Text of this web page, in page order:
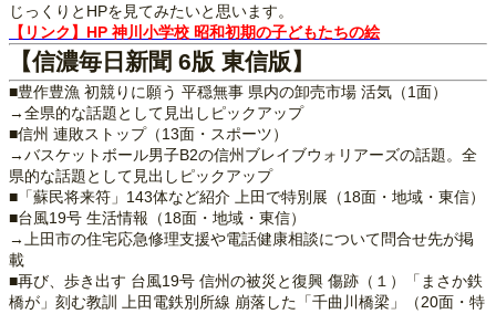
じっくりとHPを見てみたいと思います。
【リンク】HP 神川小学校 昭和初期の子どもたちの絵
【信濃毎日新聞 6版 東信版】
■豊作豊漁 初競りに願う 平穏無事 県内の卸売市場 活気（1面）
→全県的な話題として見出しピックアップ
■信州 連敗ストップ（13面・スポーツ）
→バスケットボール男子B2の信州ブレイブウォリアーズの話題。全
県的な話題として見出しピックアップ
■「蘇民将来符」143体など紹介 上田で特別展（18面・地域・東信）
■台風19号 生活情報（18面・地域・東信）
→上田市の住宅応急修理支援や電話健康相談について問合せ先が掲
載
■再び、歩き出す 台風19号 信州の被災と復興 傷跡（１）「まさか鉄
橋が」刻む教訓 上田電鉄別所線 崩落した「千曲川橋梁」（20面・特